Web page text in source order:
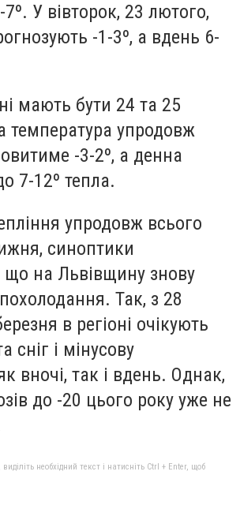
7º. У вівторок, 23 лютого,
-1-3º, а вдень 6-
мають бути 24 та 25
температура упродовж
-3-2º, а денна
7-12º тепла.
упродовж всього
синоптики
що на Львівщину знову
Так, з 28
в регіоні очікують
сніг і мінусову
вночі, так і вдень. Однак,
до -20 цього року уже не
необхідний текст і натисніть Ctrl + Enter, щоб